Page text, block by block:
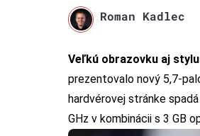
Roman Kadlec
Veľkú obrazovku aj
prezentovalo nový 5,7-
hardvérovej stránke
GHz v kombinácii s 3 GB